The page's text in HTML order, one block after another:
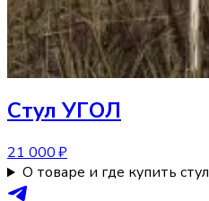
Стул УГОЛ
21 000 ₽
О товаре и где купить стул